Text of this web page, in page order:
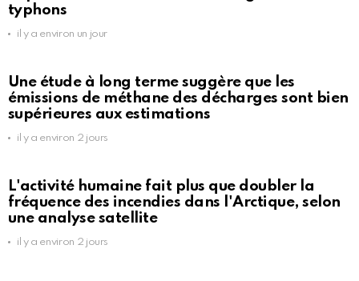
typhons
il y a environ un jour
Une étude à long terme suggère que les
émissions de méthane des décharges sont bien
supérieures aux estimations
il y a environ 2 jours
L'activité humaine fait plus que doubler la
fréquence des incendies dans l'Arctique, selon
une analyse satellite
il y a environ 2 jours